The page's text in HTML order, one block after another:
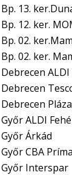
Bp. 13.
Bp. 12. ker.
Bp. 02.
Bp. 02. ker.
Debrecen
Debrecen
Debrecen Pláza
Győr ALDI
Győr Árkád
Győr CBA
Győr Interspar